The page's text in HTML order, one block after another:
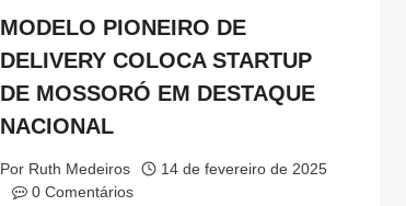
MODELO PIONEIRO DE
DELIVERY COLOCA STARTUP
DE MOSSORÓ EM DESTAQUE
NACIONAL
Por Ruth Medeiros
14 de fevereiro de 2025
0 Comentários